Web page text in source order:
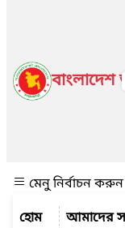
বাংলাদেশ
মেনু নির্বাচন করুন
আমাদের